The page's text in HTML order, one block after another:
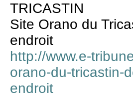
TRICASTIN
Site Orano du
endroit
http://www.e-
orano-du-tricastin-
endroit